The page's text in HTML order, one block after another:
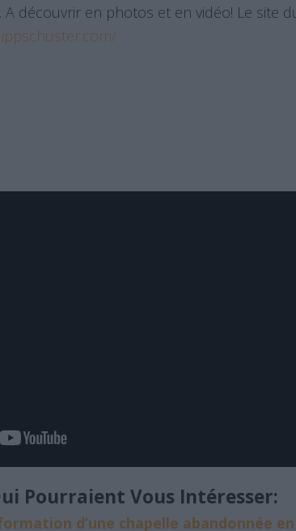
découvrir en photos et en vidéo! Le site
Pourraient Vous Intéresser:
d’une chapelle abandonnée